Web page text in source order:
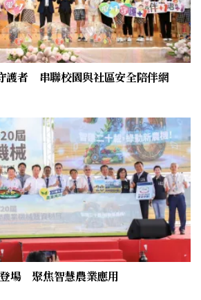
護者 串聯校園與社區安全陪伴網
場 聚焦智慧農業應用